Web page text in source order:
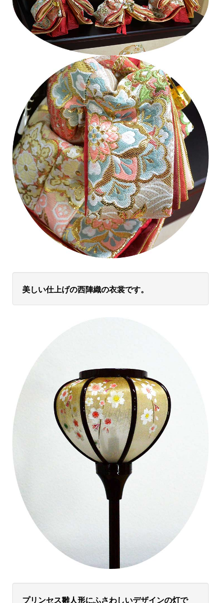
美しい仕上げの西陣織の衣裳です。
プリンセス雛人形にふさわしいデザインの灯で